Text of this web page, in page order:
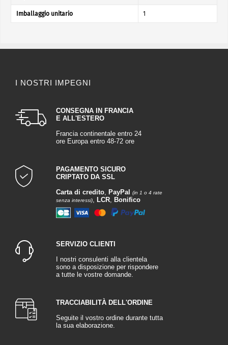
Imballaggio unitario 1
I NOSTRI IMPEGNI
CONSEGNA IN FRANCIA
E ALL'ESTERO
Francia continentale entro 24
ore Europa entro 48-72 ore
PAGAMENTO SICURO
CRIPTATO DA SSL
Carta di credito, PayPal
(in 1 o 4 rate
senza interessi), LCR, Bonifico
SERVIZIO CLIENTI
I nostri consulenti alla clientela
sono a disposizione per rispondere
a tutte le vostre domande.
TRACCIABILITÀ DELL'ORDINE
Seguite il vostro ordine durante tutta
la sua elaborazione.